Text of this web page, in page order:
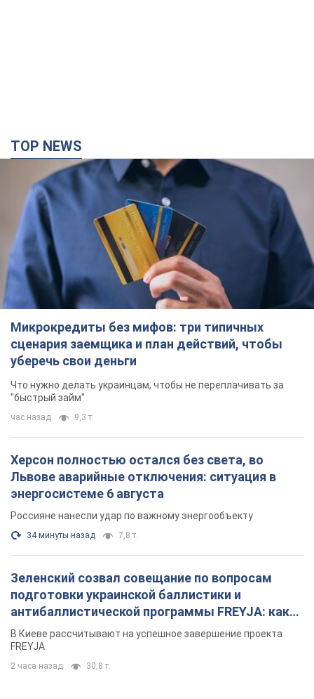
TOP NEWS
Микрокредиты без мифов: три типичных
сценария заемщика и план действий, чтобы
уберечь свои деньги
Что нужно делать украинцам, чтобы не переплачивать за
"быстрый займ"
час назад 9,3 т.
Херсон полностью остался без света, во
Львове аварийные отключения: ситуация в
энергосистеме 6 августа
Россияне нанесли удар по важному энергообъекту
34 минуты назад 7,8 т.
Зеленский созвал совещание по вопросам
подготовки украинской баллистики и
антибаллистической программы FREYJA: какие
решения готовятся
В Киеве рассчитывают на успешное завершение проекта
FREYJA
2 часа назад 30,8 т.